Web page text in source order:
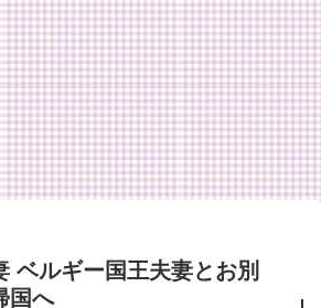
ベルギー国王夫妻とお別
国へ